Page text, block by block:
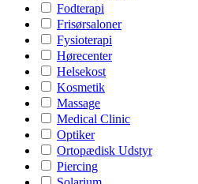
Fodterapi
Frisørsaloner
Fysioterapi
Hørecenter
Helsekost
Kosmetik
Massage
Medical Clinic
Optiker
Ortopædisk Udstyr
Piercing